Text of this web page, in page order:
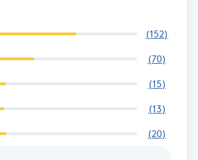
(152)
(70)
(15)
(13)
(20)